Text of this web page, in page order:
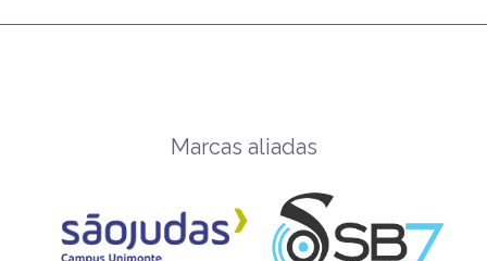
Marcas aliadas